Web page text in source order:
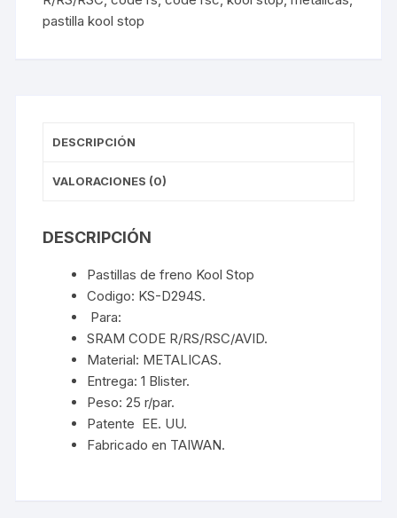
pastilla kool stop
DESCRIPCIÓN
VALORACIONES (0)
DESCRIPCIÓN
Pastillas de freno Kool Stop
Codigo: KS-D294S.
Para:
SRAM CODE R/RS/RSC/AVID.
Material: METALICAS.
Entrega: 1 Blister.
Peso: 25 r/par.
Patente EE. UU.
Fabricado en TAIWAN.